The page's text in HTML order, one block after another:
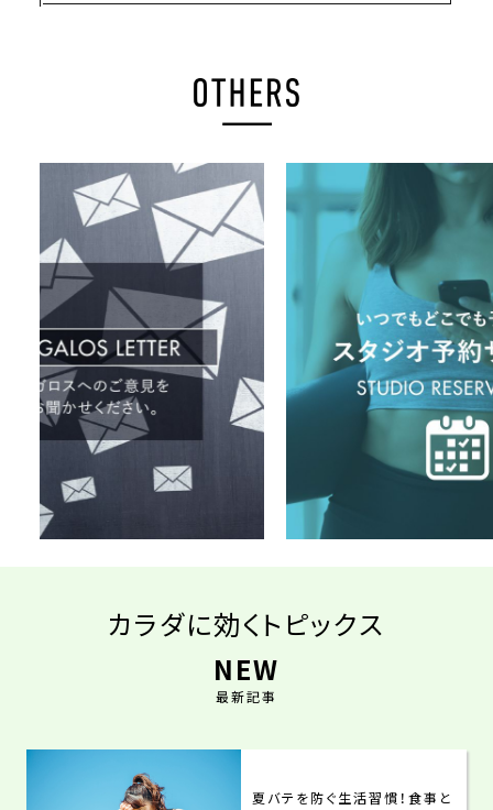
カラダに効くトピックス
NEW
最新記事
夏バテを防ぐ生活習慣！食事と